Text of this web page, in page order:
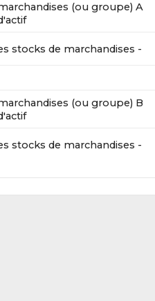
(ou groupe) A
stocks de marchandises -
(ou groupe) B
stocks de marchandises -